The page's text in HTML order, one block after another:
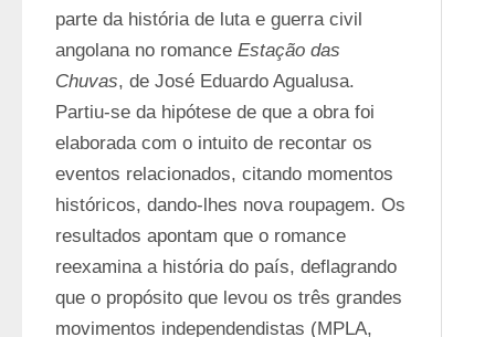
parte da história de luta e guerra civil
angolana no romance Estação das
Chuvas, de José Eduardo Agualusa.
Partiu-se da hipótese de que a obra foi
elaborada com o intuito de recontar os
eventos relacionados, citando momentos
históricos, dando-lhes nova roupagem. Os
resultados apontam que o romance
reexamina a história do país, deflagrando
que o propósito que levou os três grandes
movimentos independendistas (MPLA,